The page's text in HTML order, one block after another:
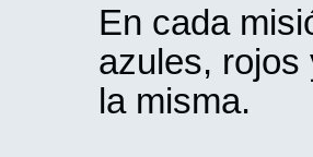
En cada
azules, rojos
la misma.